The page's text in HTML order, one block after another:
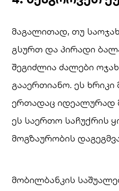
მაგალითად, თუ
გსურთ და პირადი
შეგიძლია ძალები
გააერთიანო. ეს
ერთადაც იდეალურად
ეს საერთო საჩუქრის
მოგზაურობის
მობილბანკის